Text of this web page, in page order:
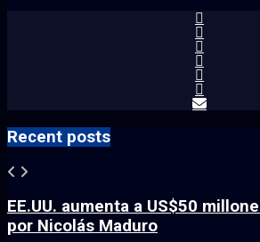
Recent posts
EE.UU. aumenta a US$50
por Nicolás Maduro